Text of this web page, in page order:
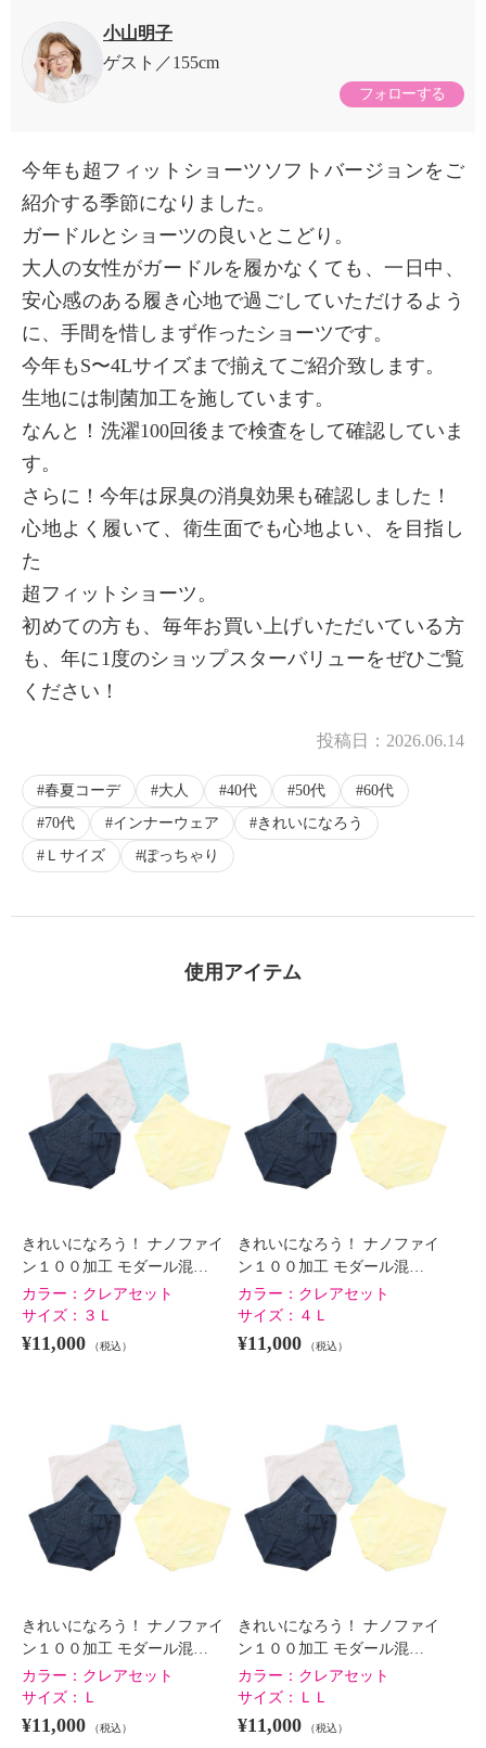
× 商品紹介
小山明子
ゲスト
155cm
フォローする
今年も超フィットショーツソフトバージョンをご
紹介する季節になりました。
ガードルとショーツの良いとこどり。
大人の女性がガードルを履かなくても、一日中、
安心感のある履き心地で過ごしていただけるよう
に、手間を惜しまず作ったショーツです。
今年もS〜4Lサイズまで揃えてご紹介致します。
生地には制菌加工を施しています。
なんと！洗濯100回後まで検査をして確認していま
す。
さらに！今年は尿臭の消臭効果も確認しました！
心地よく履いて、衛生面でも心地よい、を目指し
た
超フィットショーツ。
初めての方も、毎年お買い上げいただいている方
も、年に1度のショップスターバリューをぜひご覧
ください！
投稿日： 2026.06.14
春夏コーデ 大人 40代 50代
60代
70代
インナーウェア
きれいになろう
Ｌサイズ
ぽっちゃり
使用アイテム
きれいになろう！ ナノファイ
ン１００加工 モダール混…
カラー： クレアセット
サイズ： ３Ｌ
¥11,000 （税込）
きれいになろう！ ナノファイ
ン１００加工 モダール混…
カラー： クレアセット
サイズ： ４Ｌ
¥11,000 （税込）
きれいになろう！ ナノファイ
ン１００加工 モダール混…
カラー： クレアセット
サイズ：
Ｌ
¥11,000 （税込）
きれいになろう！ ナノファイ
ン１００加工 モダール混…
カラー： クレアセット
サイズ：
ＬＬ
¥11,000 （税込）